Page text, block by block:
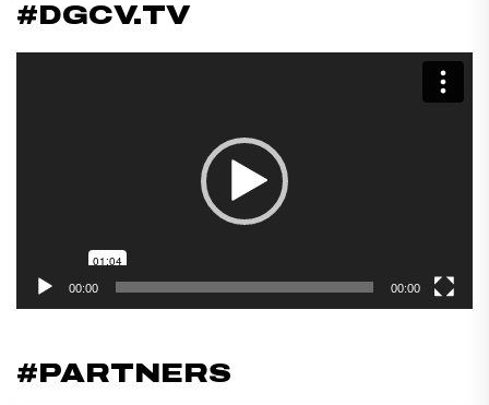
#DGCV.TV
00:00 00:00
#PARTNERS